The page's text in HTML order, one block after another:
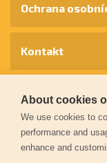
© 2026
Ochrana
Kontakt
About cookies
We use cookies to
performance and
enhance and